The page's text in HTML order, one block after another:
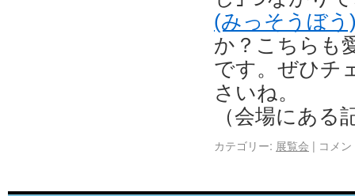
(みっそうぼう
か？こちらも
です。ぜひチ
さいね。
（会場にあ
カテゴリー: 展覧会 | コメ